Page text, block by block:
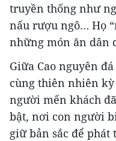
truyền thống như
nấu rượu ngô… Họ
những món ăn dân
Giữa Cao nguyên
cùng thiên nhiên kỳ
người mến khách
bật, nơi con người
giữ bản sắc để